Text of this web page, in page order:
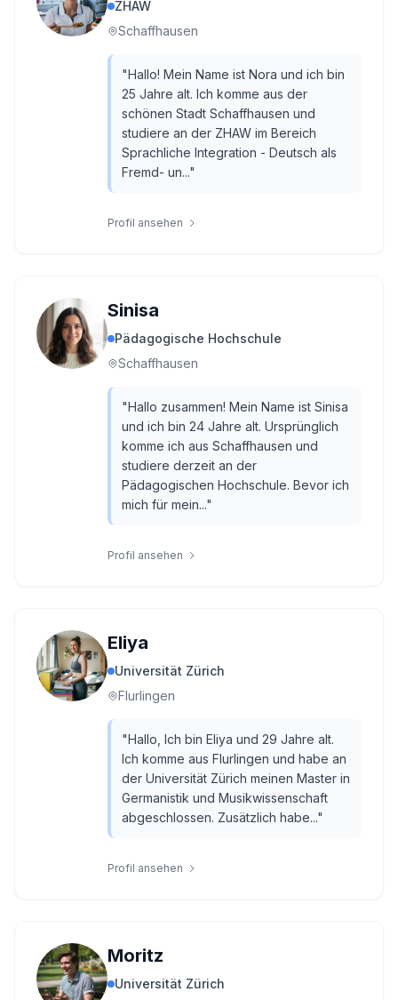
ZHAW
Schaffhausen
"Hallo! Mein Name ist Nora und ich bin
25 Jahre alt. Ich komme aus der
schönen Stadt Schaffhausen und
studiere an der ZHAW im Bereich
Sprachliche Integration - Deutsch als
Fremd- un..."
Profil ansehen
Sinisa
Pädagogische Hochschule
Schaffhausen
"Hallo zusammen! Mein Name ist Sinisa
und ich bin 24 Jahre alt. Ursprünglich
komme ich aus Schaffhausen und
studiere derzeit an der
Pädagogischen Hochschule. Bevor ich
mich für mein..."
Profil ansehen
Eliya
Universität Zürich
Flurlingen
"Hallo, Ich bin Eliya und 29 Jahre alt.
Ich komme aus Flurlingen und habe an
der Universität Zürich meinen Master in
Germanistik und Musikwissenschaft
abgeschlossen. Zusätzlich habe..."
Profil ansehen
Moritz
Universität Zürich